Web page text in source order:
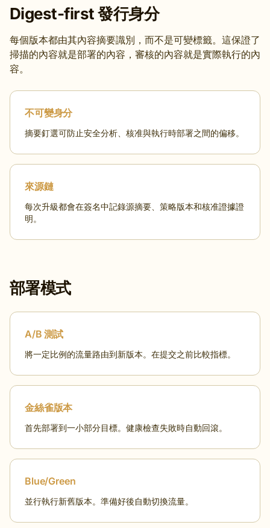
Digest-first 發行身分
每個版本都由其內容摘要識別，而不是可變標籤。這保證了
掃描的內容就是部署的內容，審核的內容就是實際執行的內
容。
不可變身分
摘要釘選可防止安全分析、核准與執行時部署之間的偏移。
來源鏈
每次升級都會在簽名中記錄源摘要、策略版本和核准證據證
明。
部署模式
A/B 測試
將一定比例的流量路由到新版本。在提交之前比較指標。
金絲雀版本
首先部署到一小部分目標。健康檢查失敗時自動回滾。
Blue/Green
並行執行新舊版本。準備好後自動切換流量。